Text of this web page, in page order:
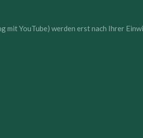
mit YouTube) werden erst nach Ihrer